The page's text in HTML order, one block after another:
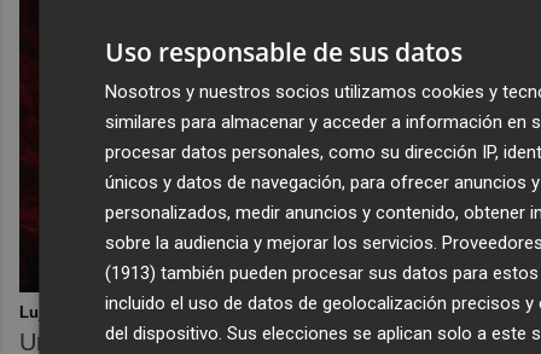
Lujo con carácter
Una joya para mujeres que no piden permiso
Uso responsable de sus datos
Nosotros y nuestros socios utilizamos cookies y
similares para almacenar y acceder a información en
procesar datos personales, como su dirección IP,
únicos y datos de navegación, para ofrecer anuncios
personalizados, medir anuncios y contenido, obtener
sobre la audiencia y mejorar los servicios.
(1913) también pueden procesar sus datos para
incluido el uso de datos de geolocalización precisos
del dispositivo. Sus elecciones se aplican solo a este